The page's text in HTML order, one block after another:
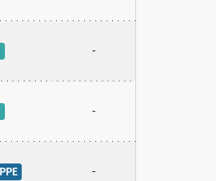
-
-
-